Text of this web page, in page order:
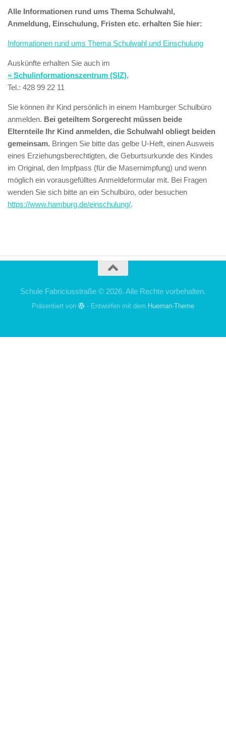
Alle Informationen rund ums Thema Schulwahl,
Anmeldung, Einschulung, Fristen etc. erhalten Sie hier:
Informationen rund ums Thema Schulwahl und Einschulung
Auskünfte erhalten Sie auch im
» Schulinformationszentrum (SIZ),
Tel.: 428 99 22 11
Sie können ihr Kind persönlich in einem Hamburger Schulbüro
anmelden. Bei geteiltem Sorgerecht müssen beide
Elternteile Ihr Kind anmelden, die Schulwahl obliegt beiden
gemeinsam. Bringen Sie bitte das gelbe U-Heft, einen Ausweis
eines Erziehungsberechtigten, die Geburtsurkunde des Kindes
im Original, den Impfpass (für die Masernimpfung) und wenn
möglich ein vorausgefülltes Anmeldeformular mit. Bei Fragen
wenden Sie sich bitte an ein Schulbüro, oder besuchen
https://www.hamburg.de/einschulung/.
Schule Fabriciusstraße © 2026. Alle Rechte vorbehalten.
Präsentiert von - Entworfen mit dem Hueman-Theme